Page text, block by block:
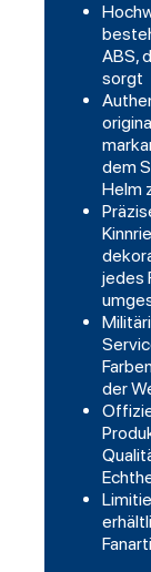
ABS,
sorgt
dem
Helm
jedes
der